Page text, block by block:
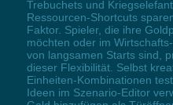
Trebuchets und
Ressourcen-Shortcuts
Faktor. Spieler, die ihre
möchten oder im
von langsamen Starts sind,
dieser Flexibilität. Selbst
Einheiten-Kombinationen
Ideen im Szenario-Editor